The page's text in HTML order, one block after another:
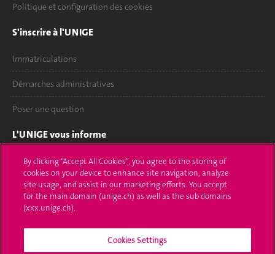
Politique et configuration des cookies
S'inscrire à l'UNIGE
Immatriculations
Démarches administratives
Poser une question
L'UNIGE vous informe
UNIGE Mobile
Médias
Offres d'emploi
By clicking “Accept All Cookies”, you agree to the storing of
cookies on your device to enhance site navigation, analyze
site usage, and assist in our marketing efforts. You accept
for the main domain (unige.ch) as well as the sub domains
(xxx.unige.ch).
Cookies Settings